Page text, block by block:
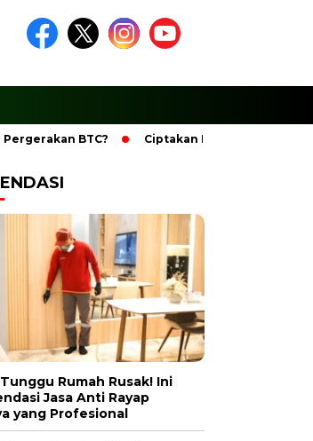
BTC? Ciptakan Ramadhan Berkesan
Rumah Rusak! Ini
Jasa Anti Rayap
yang Profesional